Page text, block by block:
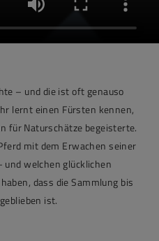
– und die ist oft genauso
lernt einen Fürsten kennen,
für Naturschätze begeisterte.
mit dem Erwachen seiner
welchen glücklichen
dass die Sammlung bis
ist.